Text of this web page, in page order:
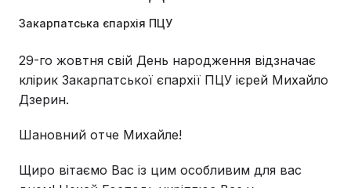
Закарпатська єпархія ПЦУ
29-го жовтня свій День народження відзначає
клірик Закарпатської єпархії ПЦУ ієрей Михайло
Дзерин.
Шановний отче Михайле!
Щиро вітаємо Вас із цим особливим для вас